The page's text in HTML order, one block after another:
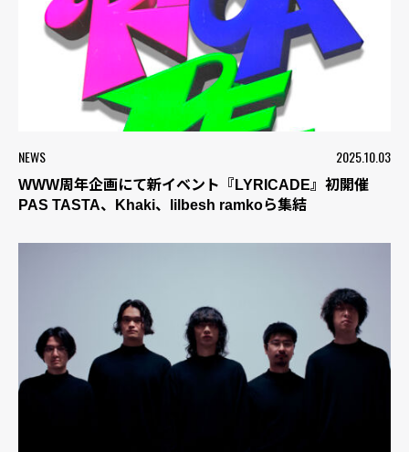
NEWS 2025.10.03
WWW周年企画にて新イベント『LYRICADE』初開催
PAS TASTA、Khaki、lilbesh ramkoら集結